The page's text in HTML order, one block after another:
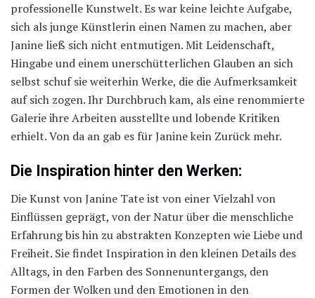
professionelle Kunstwelt. Es war keine leichte Aufgabe,
sich als junge Künstlerin einen Namen zu machen, aber
Janine ließ sich nicht entmutigen. Mit Leidenschaft,
Hingabe und einem unerschütterlichen Glauben an sich
selbst schuf sie weiterhin Werke, die die Aufmerksamkeit
auf sich zogen. Ihr Durchbruch kam, als eine renommierte
Galerie ihre Arbeiten ausstellte und lobende Kritiken
erhielt. Von da an gab es für Janine kein Zurück mehr.
Die Inspiration hinter den Werken:
Die Kunst von Janine Tate ist von einer Vielzahl von
Einflüssen geprägt, von der Natur über die menschliche
Erfahrung bis hin zu abstrakten Konzepten wie Liebe und
Freiheit. Sie findet Inspiration in den kleinen Details des
Alltags, in den Farben des Sonnenuntergangs, den
Formen der Wolken und den Emotionen in den